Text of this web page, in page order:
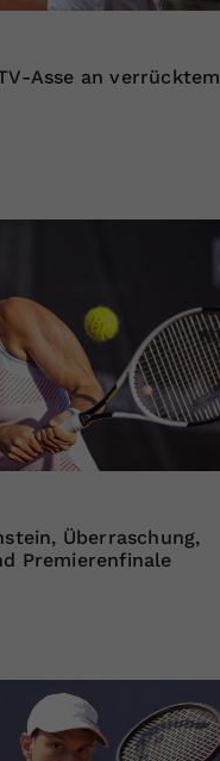
Asse an verrücktem
Überraschung,
Premierenfinale